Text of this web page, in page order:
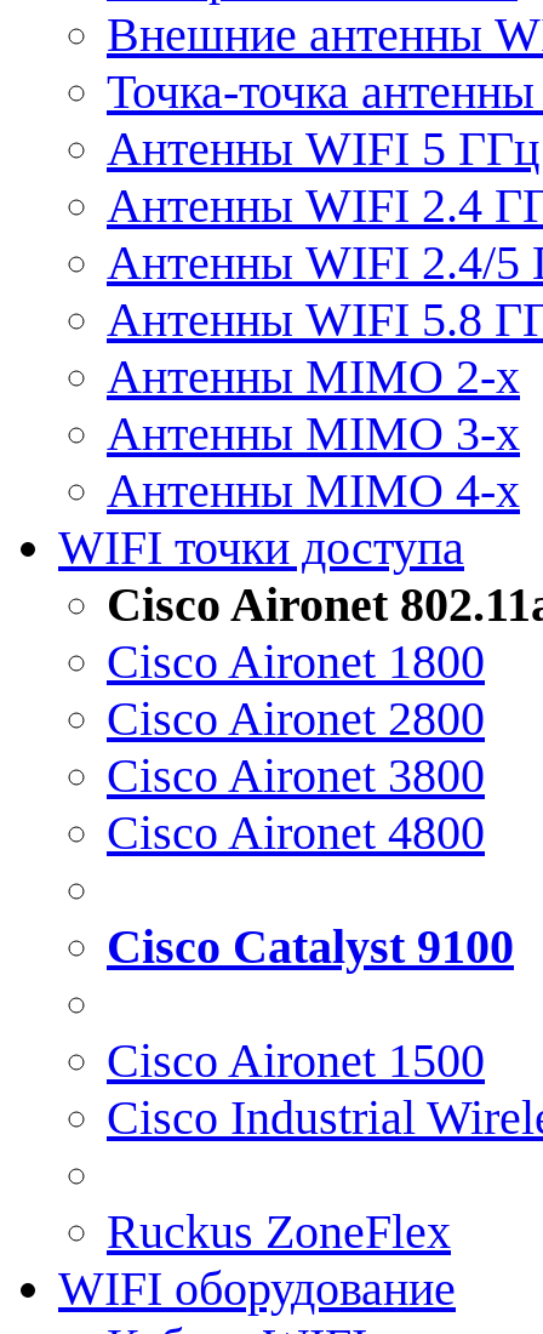
Внешние антенны
Точка-точка
Антенны WIFI 5 ГГц
Антенны WIFI 2.4
Антенны WIFI 2.4/5
Антенны WIFI 5.8
Антенны MIMO 2-x
Антенны MIMO 3-x
Антенны MIMO 4-x
WIFI точки доступа
Cisco Aironet
Cisco Aironet 1800
Cisco Aironet 2800
Cisco Aironet 3800
Cisco Aironet 4800
Cisco Catalyst 9100
Cisco Aironet 1500
Cisco Industrial
Ruckus ZoneFlex
WIFI оборудование